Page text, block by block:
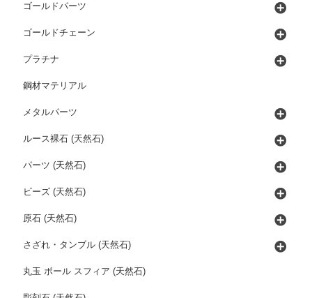
ゴールドパーツ
ゴールドチェーン
プラチナ
鋼材マテリアル
メタルパーツ
ルース裸石 (天然石)
パーツ (天然石)
ビーズ (天然石)
原石 (天然石)
さざれ・タンブル (天然石)
丸玉 ボール スフィア (天然石)